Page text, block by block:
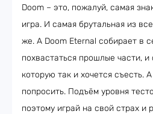
Doom – это, пожалуй, самая
игра. И самая брутальная из
же. А Doom Eternal собирает в
похвастаться прошлые части, и
которую так и хочется съесть.
попросить. Подъём уровня
поэтому играй на свой страх и